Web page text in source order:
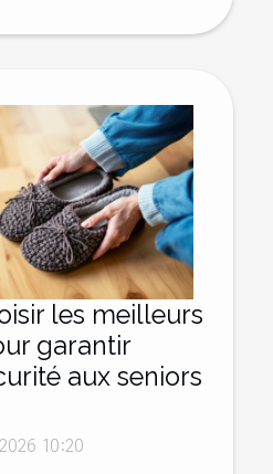
les meilleurs
garantir
aux seniors
10:20